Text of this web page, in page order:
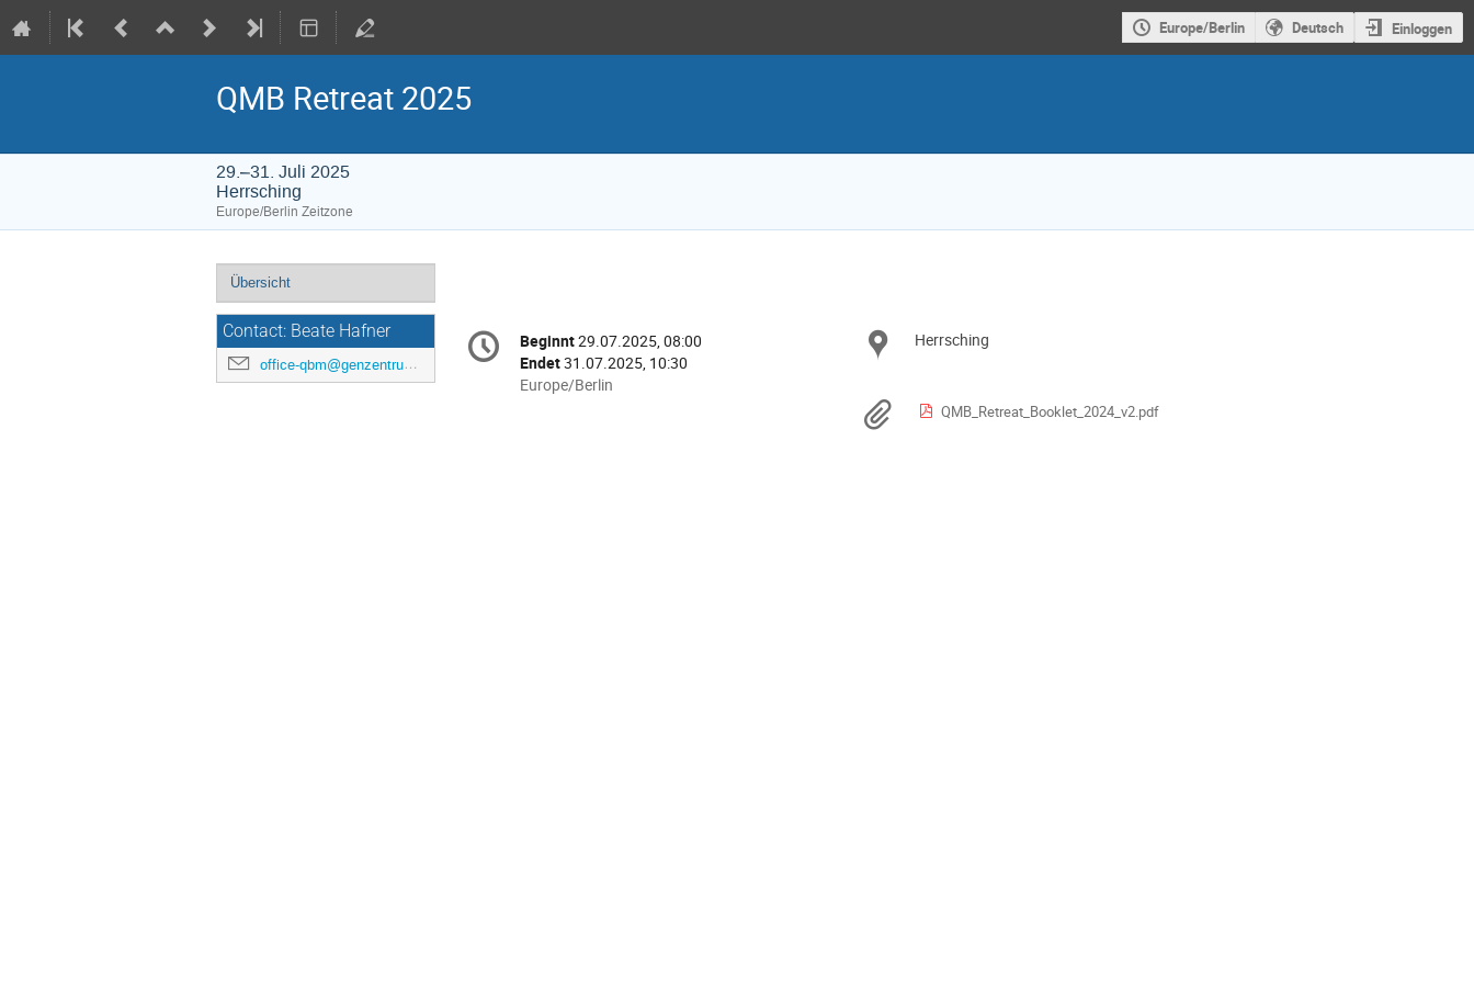
Europe/Berlin Deutsch Einloggen
QMB Retreat 2025
29.–31. Juli 2025
Herrsching
Europe/Berlin Zeitzone
Veranstaltungsmenü
Übersicht
Contact: Beate Hafner
office-qbm@genzentrum.lmu.de
Konferenzinformationen
Datum/Zeit
Beginnt29.07.2025, 08:00
Endet31.07.2025, 10:30
Alle
Europe/Berlin
Ort
Herrsching
Materialien
QMB_Retreat_Booklet_2024_v2.pdf